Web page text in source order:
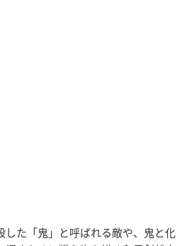
した「鬼」と呼ばれる敵や、鬼と化